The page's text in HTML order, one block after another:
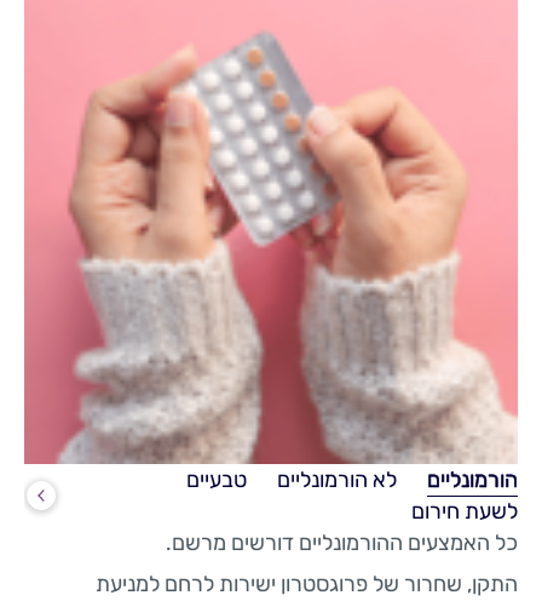
הורמונליים לא הורמונליים
טבעיים
לשעת חירום
כל האמצעים ההורמונליים דורשים מרשם.
התקן, שחרור של פרוגסטרון ישירות לרחם למניעת